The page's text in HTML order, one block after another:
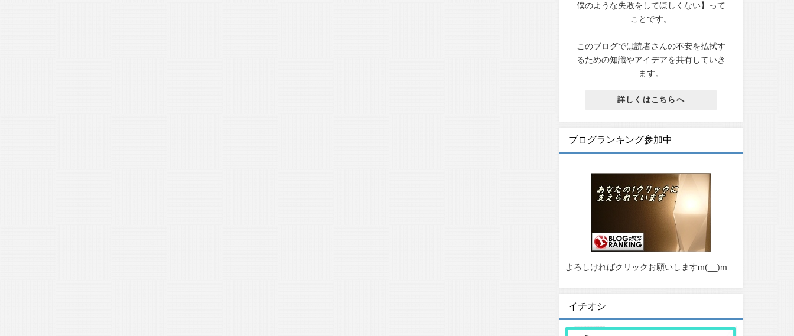
僕のような失敗をしてほしくない】って
ことです。
このブログでは読者さんの不安を払拭す
るための知識やアイデアを共有していき
ます。
詳しくはこちらへ
ブログランキング参加中
よろしければクリックお願いしますm(__)m
イチオシ